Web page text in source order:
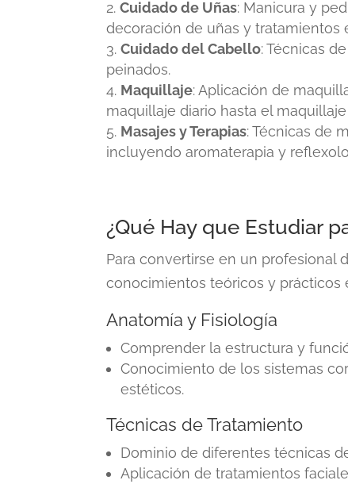
Cuidado de Uñas: Manicura y
decoración de uñas y tratamientos
Cuidado del Cabello: Técnicas
peinados.
Maquillaje: Aplicación de
maquillaje diario hasta el
Masajes y Terapias: Técnicas de
incluyendo aromaterapia y
¿Qué Hay que Estudiar
Para convertirse en un profesional
conocimientos teóricos y prácticos
Anatomía y Fisiología
Comprender la estructura y
Conocimiento de los sistemas
estéticos.
Técnicas de Tratamiento
Dominio de diferentes técnicas
Aplicación de tratamientos